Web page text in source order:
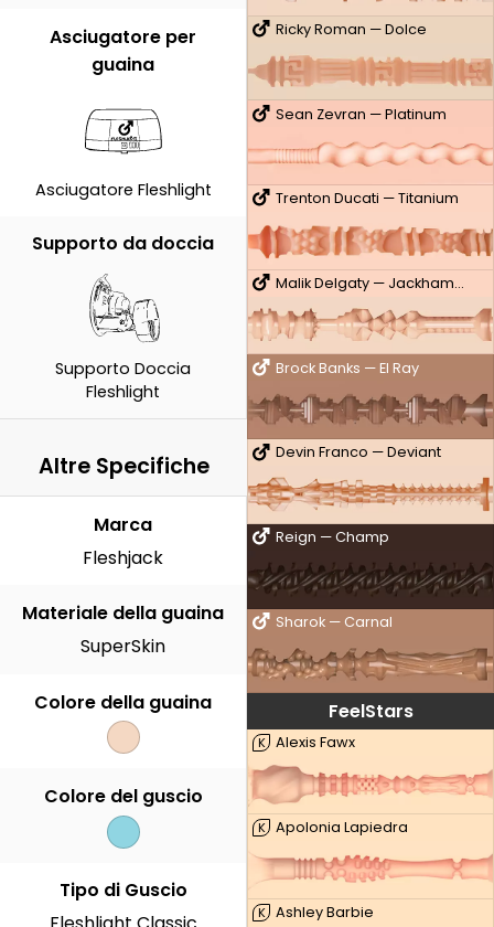
Ricky Roman — Dolce
Sean Zevran — Platinum
Trenton Ducati — Titanium
Malik Delgaty — Jackhammer
Brock Banks — El Ray
Devin Franco — Deviant
Reign — Champ
Sharok — Carnal
FeelStars
K Alexis Fawx
K Apolonia Lapiedra
K Ashley Barbie
Asciugatore per
guaina
Asciugatore Fleshlight
Supporto da doccia
Supporto Doccia
Fleshlight
Altre Specifiche
Marca
Fleshjack
Materiale della guaina
SuperSkin
Colore della guaina
Colore del guscio
Tipo di Guscio